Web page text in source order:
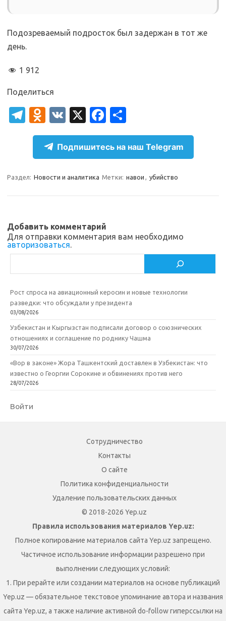
Подозреваемый подросток был задержан в тот же
день.
1 912
Поделиться
T
el
gr
a
O
d
n
o
kl
ik
i
V
K
X
Fa
c
e
b
o
т
п
р
а
ь
Подпишитесь на наш Telegram
Раздел: Новости и аналитика Метки: навои , убийство
Добавить комментарий
Для отправки комментария вам необходимо
авторизоваться.
Рост спроса на авиационный керосин и новые технологии
разведки: что обсуждали у президента
03/08/2026
Узбекистан и Кыргызстан подписали договор о союзнических
отношениях и соглашение по роднику Чашма
30/07/2026
«Вор в законе» Жора Ташкентский доставлен в Узбекистан: что
известно о Георгии Сорокине и обвинениях против него
28/07/2026
Войти
Сотрудничество
Контакты
О сайте
Политика конфиденциальности
Удаление пользовательских данных
© 2018-2026 Yep.uz
Правила использования материалов Yep.uz:
Полное копирование материалов сайта Yep.uz запрещено.
Частичное использование информации разрешено при
выполнении следующих условий:
1. При рерайте или создании материалов на основе публикаций
Yep.uz — обязательное текстовое упоминание автора и названия
сайта Yep.uz, а также наличие активной do-follow гиперссылки на